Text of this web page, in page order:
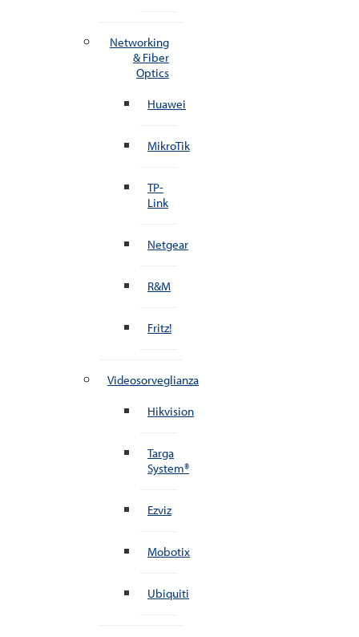
Networking
& Fiber
Optics
Huawei
MikroTik
TP-
Link
Netgear
R&M
Fritz!
Videosorveglianza
Hikvision
Targa
System®
Ezviz
Mobotix
Ubiquiti